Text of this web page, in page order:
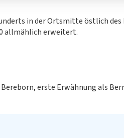
in der Ortsmitte östlich des
allmählich erweitert.
erste Erwähnung als